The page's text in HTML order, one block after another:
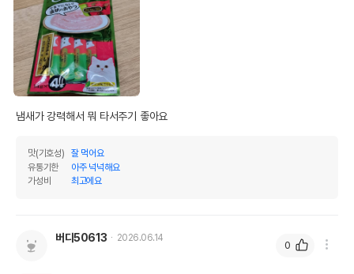
냄새가 강력해서 뭐 타서주기 좋아요
맛(기호성)
잘 먹어요
유통기한
아주 넉넉해요
가성비
최고에요
버디50613 2026.06.14
0